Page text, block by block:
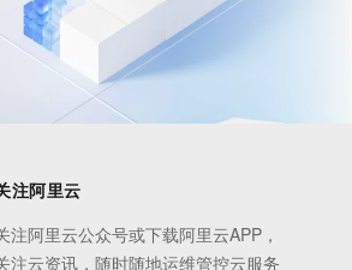
注阿里云
注阿里云公众号或下载阿里云APP，
注云资讯，随时随地运维管控云服务